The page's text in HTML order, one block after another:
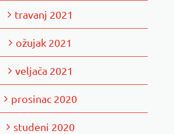
travanj 2021
ožujak 2021
veljača 2021
prosinac 2020
studeni 2020